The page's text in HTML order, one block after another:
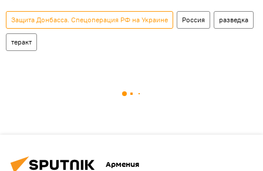
Защита Донбасса. Спецоперация РФ на Украине Россия разведка
теракт
Армения